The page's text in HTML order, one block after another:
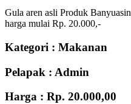
Gula aren asli Produk Banyuasin
harga mulai Rp. 20.000,-
Kategori : Makanan
Pelapak : Admin
Harga : Rp. 20.000,00